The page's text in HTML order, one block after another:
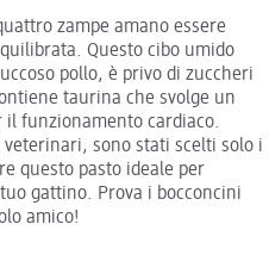
zampe amano essere
Questo cibo umido
pollo, è privo di zuccheri
taurina che svolge un
il funzionamento cardiaco.
veterinari, sono stati scelti solo i
questo pasto ideale per
gattino. Prova i bocconcini
amico!